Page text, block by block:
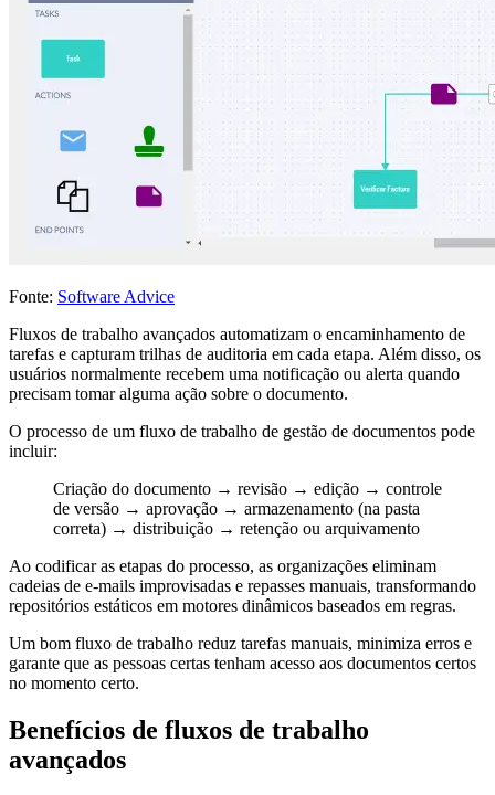
Fonte: Software Advice
Fluxos de trabalho avançados automatizam o encaminhamento de
tarefas e capturam trilhas de auditoria em cada etapa. Além disso, os
usuários normalmente recebem uma notificação ou alerta quando
precisam tomar alguma ação sobre o documento.
O processo de um fluxo de trabalho de gestão de documentos pode
incluir:
Criação do documento → revisão → edição → controle
de versão → aprovação → armazenamento (na pasta
correta) → distribuição → retenção ou arquivamento
Ao codificar as etapas do processo, as organizações eliminam
cadeias de e-mails improvisadas e repasses manuais, transformando
repositórios estáticos em motores dinâmicos baseados em regras.
Um bom fluxo de trabalho reduz tarefas manuais, minimiza erros e
garante que as pessoas certas tenham acesso aos documentos certos
no momento certo.
Benefícios de fluxos de trabalho
avançados